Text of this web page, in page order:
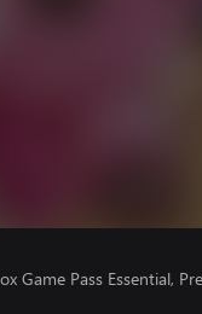
Game Pass Essential,